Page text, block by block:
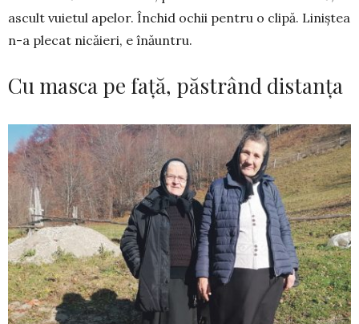
ascult vu­ietul apelor. În­chid ochii pentru o clipă. Liniștea
n-a plecat ni­căieri, e înăuntru.
Cu masca pe față, păstrând distanța